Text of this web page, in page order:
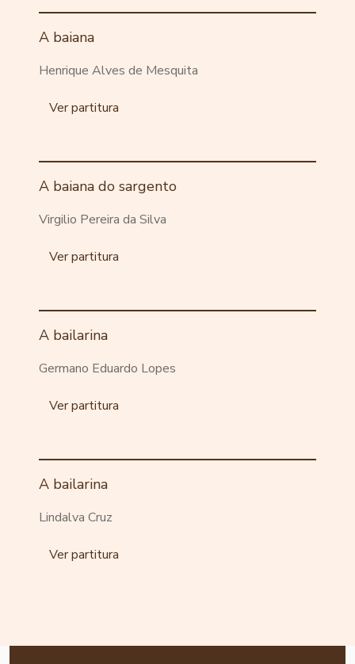
A baiana
Henrique Alves de Mesquita
Ver partitura
A baiana do sargento
Virgilio Pereira da Silva
Ver partitura
A bailarina
Germano Eduardo Lopes
Ver partitura
A bailarina
Lindalva Cruz
Ver partitura